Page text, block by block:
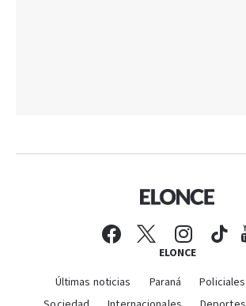
ELONCE
Últimas noticias Paraná Policiales